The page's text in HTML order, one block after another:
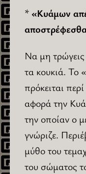
*«Κυάμων
Να μη
τα κουκιά. Το
πρόκειται
αφορά την
την οποίαν ο
γνώριζε.
μύθο του
του σώματος